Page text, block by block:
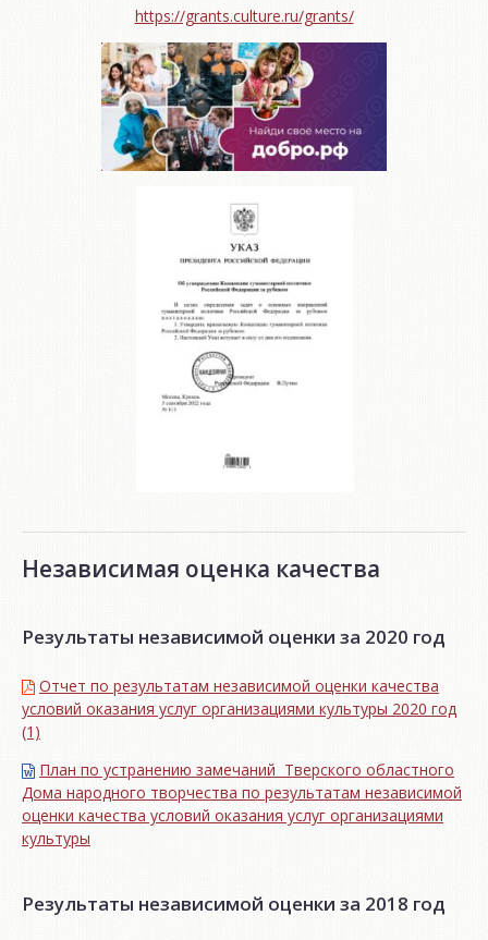
https://grants.culture.ru/grants/
Независимая оценка качества
Результаты независимой оценки за 2020 год
Отчет по результатам независимой оценки качества
условий оказания услуг организациями культуры 2020 год
(1)
План по устранению замечаний Тверского областного
Дома народного творчества по результатам независимой
оценки качества условий оказания услуг организациями
культуры
Результаты независимой оценки за 2018 год